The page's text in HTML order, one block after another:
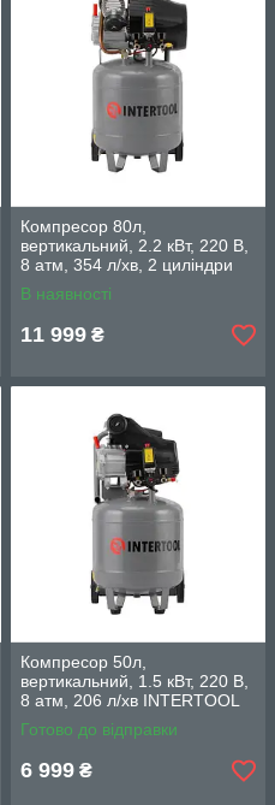
Компресор 80л,
вертикальний, 2.2 кВт, 220 В,
8 aтм, 354 л/хв, 2 циліндри
INTERTOOL PT-0018
В наявності
11 999 ₴
Компресор 50л,
вертикальний, 1.5 кВт, 220 В,
8 aтм, 206 л/хв INTERTOOL
PT-0019
Готово до відправки
6 999 ₴